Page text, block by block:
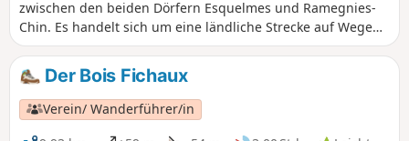
zwischen den beiden Dörfern Esquelmes und Ramegnies-
Chin. Es handelt sich um eine ländliche Strecke auf Wegen
und kleinen Landstraßen. Achten Sie beim Überqueren der
Chaussée de Tournai auf den Verkehr. Sie entdecken die
hübsche, von Bäumen gesäumte Kirche von Esquelmes in
der Nähe der Schelde und zahlreiche Kalvarienberge und
Kapellen. Sie wandern auf von Hecken gesäumten Wegen
Der Bois Fichaux
Verein/ Wanderführer/in